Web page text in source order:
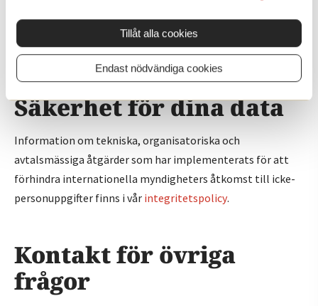
Tillåt alla cookies
Endast nödvändiga cookies
för att hitta SpeedLedger och se aktuella
underleverantörer.
Säkerhet för dina data
Information om tekniska, organisatoriska och
avtalsmässiga åtgärder som har implementerats för att
förhindra internationella myndigheters åtkomst till icke-
personuppgifter finns i vår integritetspolicy.
Kontakt för övriga
frågor